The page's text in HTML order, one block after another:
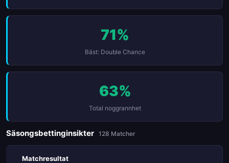
71%
Bäst: Double Chance
63%
Total noggrannhet
Säsongsbettinginsikter 128 Matcher
Matchresultat